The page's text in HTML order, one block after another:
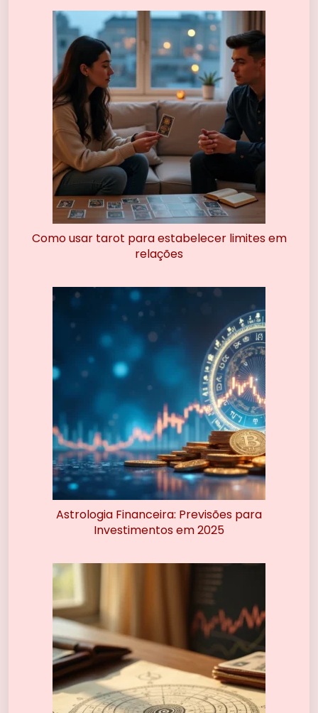
Como usar tarot para estabelecer limites em
relações
Astrologia Financeira: Previsões para
Investimentos em 2025